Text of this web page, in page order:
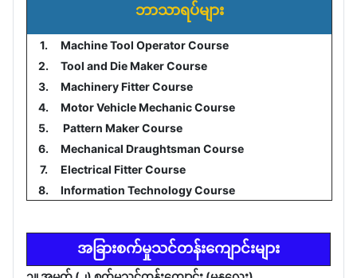
ဘာသာရပ်များ
1.
Machine Tool Operator Course
2.
Tool and Die Maker Course
3.
Machinery Fitter Course
4.
Motor Vehicle Mechanic Course
5.
Pattern Maker Course
6.
Mechanical Draughtsman Course
7.
Electrical Fitter Course
8.
Information Technology Course
အခြားစက်မှုသင်တန်းကျောင်းများ